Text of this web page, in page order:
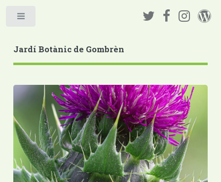
Jardí Botànic de Gombrèn